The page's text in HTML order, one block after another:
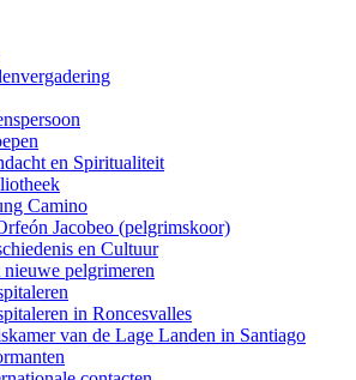
en Spiritualiteit
Camino
Jacobeo (pelgrimskoor)
en Cultuur
nieuwe pelgrimeren
in Roncesvalles
van de Lage Landen in Santiago